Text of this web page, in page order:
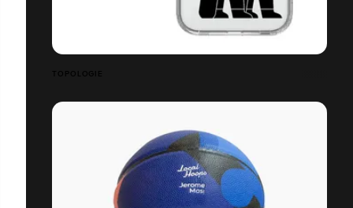
TOPOLOGIE